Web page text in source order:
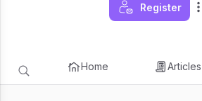
Register
Home Articles